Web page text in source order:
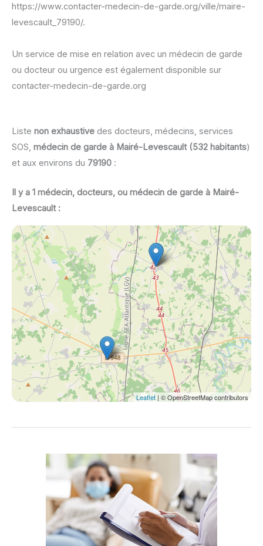
https://www.contacter-medecin-de-garde.org/ville/maire-
levescault_79190/.
Un service de mise en relation avec un médecin de garde
ou docteur ou urgence est également disponible sur
contacter-medecin-de-garde.org
Liste non exhaustive des docteurs, médecins, services
SOS, médecin de garde à Mairé-Levescault (532 habitants)
et aux environs du 79190 :
Il y a 1 médecin, docteurs, ou médecin de garde à Mairé-
Levescault :
Leaflet | © OpenStreetMap contributors